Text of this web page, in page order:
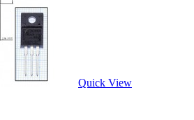
Quick View